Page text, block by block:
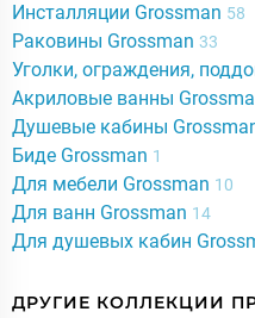
Инсталляции Grossman 58
Раковины Grossman 33
Уголки, ограждения,
Акриловые ванны
Душевые кабины
Биде Grossman 1
Для мебели Grossman 10
Для ванн Grossman 14
Для душевых кабин
ДРУГИЕ КОЛЛЕКЦИИ